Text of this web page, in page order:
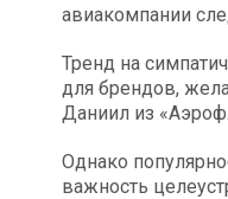
авиакомпании
Тренд на
для брендов,
Даниил из
Однако
важность